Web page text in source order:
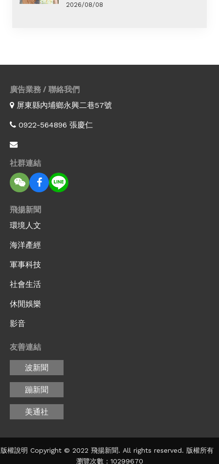
2026/08/08
廣告業務 / 聯絡我們
屏東縣內埔鄉永興二巷57號
0922-564896 張慶仁
社群連結
飛揚新聞
環境人文
海洋產經
軍事科技
社會生活
休閒娛樂
影音
友善連結
波新聞
蹦新聞
美通社
版權說明 Copyright © 2022 飛揚新聞. All rights reserved. 版權所有
瀏覽次數：10299670